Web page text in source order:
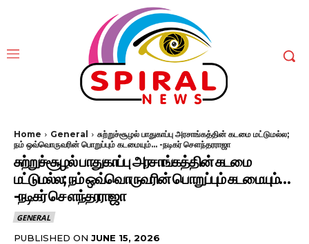
Home General
சுற்றுச்சூழல் பாதுகாப்பு அரசாங்கத்தின் கடமை மட்டுமல்ல;
நம் ஒவ்வொருவரின் பொறுப்பும் கடமையும்... -நடிகர் சௌந்தரராஜா
சுற்றுச்சூழல் பாதுகாப்பு அரசாங்கத்தின் கடமை
மட்டுமல்ல; நம் ஒவ்வொருவரின் பொறுப்பும் கடமையும்…
-நடிகர் சௌந்தரராஜா
GENERAL
PUBLISHED ON JUNE 15, 2026